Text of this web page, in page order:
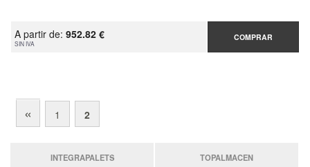
A partir de: 952.82 €
SIN IVA
COMPRAR
« 1 2
INTEGRAPALETS TOPALMACEN